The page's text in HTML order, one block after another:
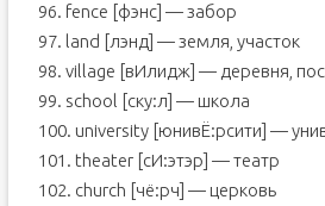
96. fence [фэнс] — забор
97. land [лэнд] — земля, участок
98. village [вИлидж] — деревня,
99. school [ску:л] — школа
100. university [юнивЁ:рсити] —
101. theater [сИ:этэр] — театр
102. church [чё:рч] — церковь